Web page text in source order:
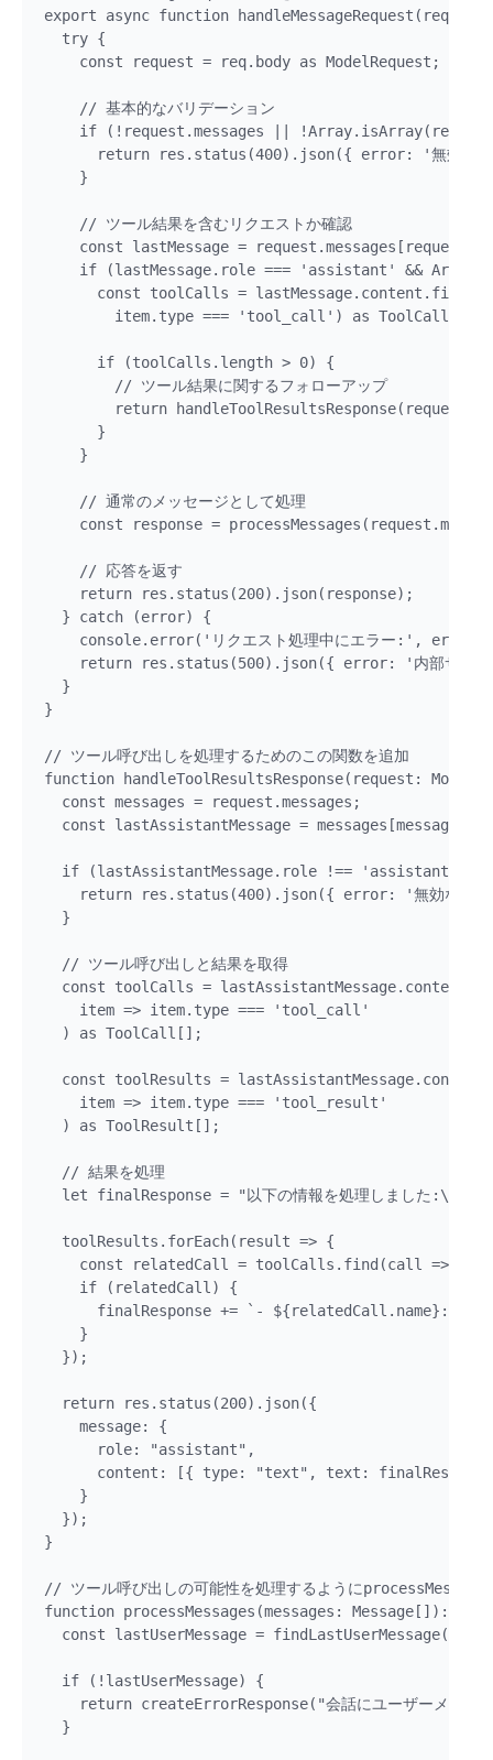
export async function handleMessageRequest(req:
  try {
    const request = req.body as ModelRequest;
    // 基本的なバリデーション
if (!request.messages ||
return res.status(400).json({ error: '無効なリ
    }
    // ツール結果を含むリクエストか確認
const lastMessage =
if (lastMessage.role === 'assistant' &&
const toolCalls =
        item.type === 'tool_call') as ToolCall[];
      if (toolCalls.length > 0) {
        // ツール結果に関するフォローアップ
return handleToolResultsResponse(request,
      }
    }
    // 通常のメッセージとして処理
const response =
    // 応答を返す
    return res.status(200).json(response);
  } catch (error) {
    console.error('リクエスト処理中にエラー:', error);
return res.status(500).json({ error: '内部サーバ
  }
}
// ツール呼び出しを処理するためのこの関数を追加
function handleToolResultsResponse(request:
  const messages = request.messages;
const lastAssistantMessage =
if (lastAssistantMessage.role !== 'assistant'
return res.status(400).json({ error: '無効なツー
  }
  // ツール呼び出しと結果を取得
const toolCalls =
    item => item.type === 'tool_call'
  ) as ToolCall[];
const toolResults =
    item => item.type === 'tool_result'
  ) as ToolResult[];
  // 結果を処理
  let finalResponse = "以下の情報を処理しました:\n\n";
  toolResults.forEach(result => {
const relatedCall = toolCalls.find(call =>
    if (relatedCall) {
finalResponse += `- ${relatedCall.name}:
    }
  });
  return res.status(200).json({
    message: {
      role: "assistant",
content: [{ type: "text", text:
    }
  });
}
// ツール呼び出しの可能性を処理するように
function processMessages(messages: Message[]):
const lastUserMessage =
  if (!lastUserMessage) {
return createErrorResponse("会話にユーザーメッセ
  }